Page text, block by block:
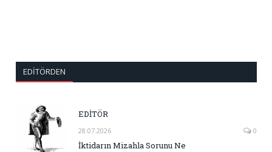
EDITÖRDEN
EDİTÖR
28.07.2026 0
İktidarın Mizahla Sorunu Ne